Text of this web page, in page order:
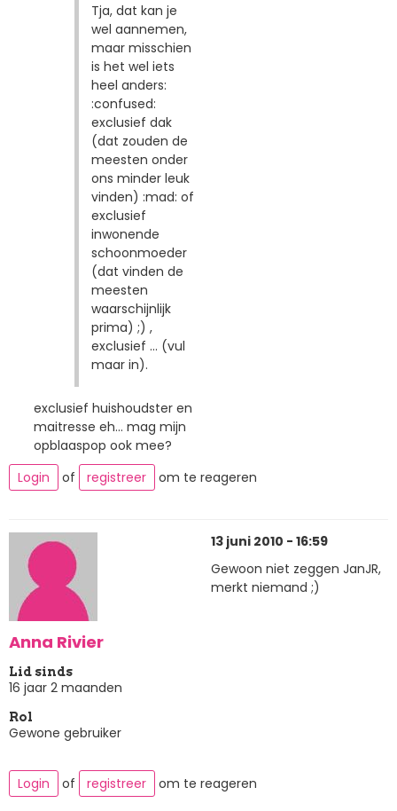
Tja, dat kan je
wel aannemen,
maar misschien
is het wel iets
heel anders:
:confused:
exclusief dak
(dat zouden de
meesten onder
ons minder leuk
vinden) :mad: of
exclusief
inwonende
schoonmoeder
(dat vinden de
meesten
waarschijnlijk
prima) ;) ,
exclusief ... (vul
maar in).
exclusief huishoudster en
maitresse eh... mag mijn
opblaaspop ook mee?
Login
of registreer om te reageren
Anna Rivier
Lid sinds
16 jaar 2 maanden
Rol
Gewone gebruiker
13 juni 2010 - 16:59
Gewoon niet zeggen JanJR,
merkt niemand ;)
Login of registreer om te reageren